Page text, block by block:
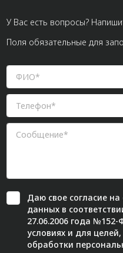
У Вас есть вопросы?
Поля обязательные для
Даю свое согласиена
данных в
27.06.2006 года
условиях и для
обработки